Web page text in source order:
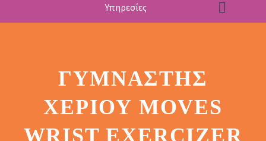
Υπηρεσίες
ΓΥΜΝΑΣΤΉΣ
ΧΕΡΙΟΎ MOVES
WRIST EXERCIZER